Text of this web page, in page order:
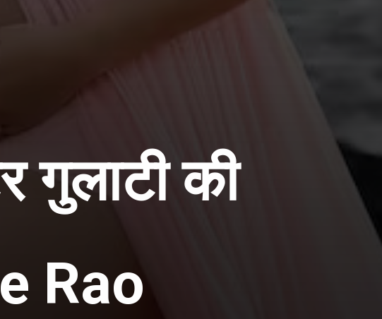
गुलाटी की
Rao